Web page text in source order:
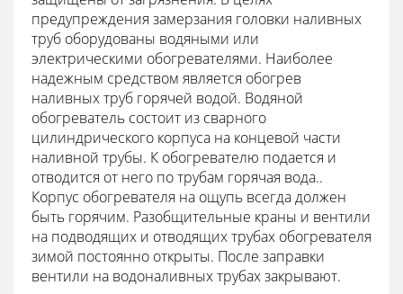
предупреждения замерзания головки наливных
труб оборудованы водяными или
электрическими обогревателями. Наиболее
надежным средством является обогрев
наливных труб горячей водой. Водяной
обогреватель состоит из сварного
цилиндрического корпуса на концевой части
наливной трубы. К обогревателю подается и
отводится от него по трубам горячая вода..
Корпус обогревателя на ощупь всегда должен
быть горячим. Разобщительные краны и вентили
на подводящих и отводящих трубах обогревателя
зимой постоянно открыты. После заправки
вентили на водоналивных трубах закрывают.